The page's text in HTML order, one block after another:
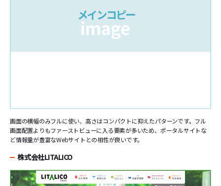
画面の横幅のみフルに使い、高さはコンパクトに抑えたパターンです。フル
画面配置よりもファーストビューに入る要素が多いため、ポータルサイトな
ど情報量が豊富なWebサイトとの相性が良いです。
株式会社LITALICO